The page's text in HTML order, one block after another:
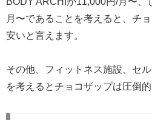
月〜であることを考えると、チ
安いと言えます。
その他、フィットネス施設、セ
を考えるとチョコザップは圧倒的